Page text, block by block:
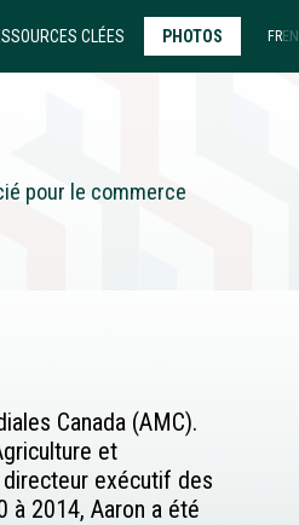
CLÉES PHOTOS FREN
pour le commerce
Canada (AMC).
et
exécutif des
2014, Aaron a été